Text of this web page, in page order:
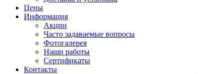
Цены
Информация
Акции
Часто задаваемые вопросы
Фотогалерея
Наши работы
Сертификаты
Контакты